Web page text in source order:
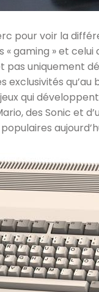
pour voir la
gaming » et celui
uniquement
exclusivités
qui
des Sonic et